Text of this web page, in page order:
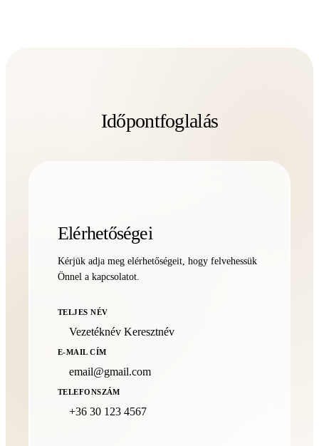
Időpontfoglalás
Elérhetőségei
Kérjük adja meg elérhetőségeit, hogy felvehessük
Önnel a kapcsolatot.
TELJES NÉV
E-MAIL CÍM
TELEFONSZÁM